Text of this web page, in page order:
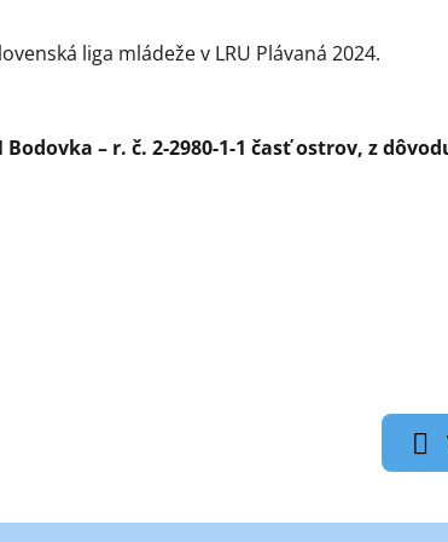
liga mládeže v LRU Plávaná 2024.
– r. č. 2-2980-1-1 časť ostrov, z